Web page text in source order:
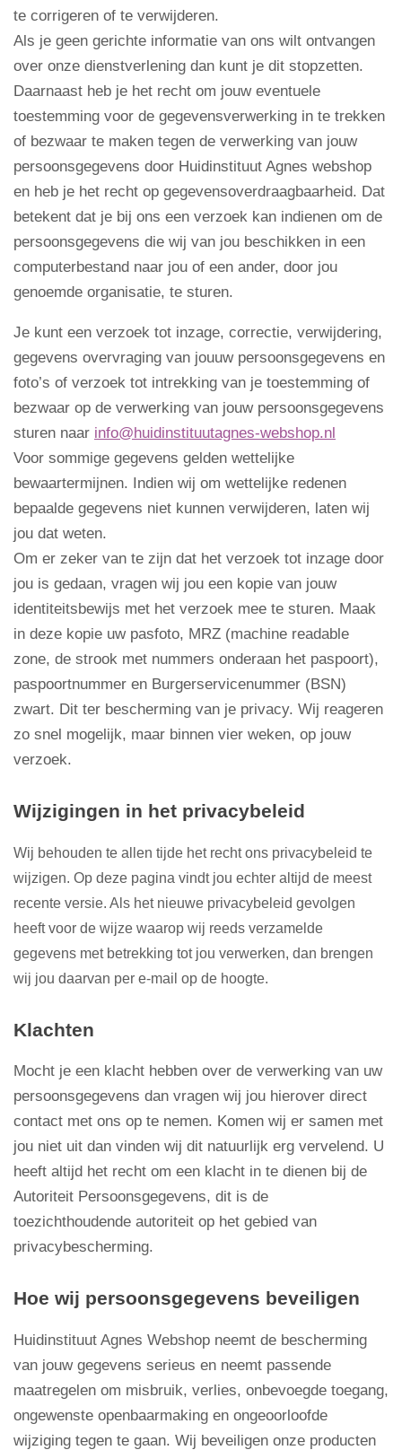
te corrigeren of te verwijderen.
Als je geen gerichte informatie van ons wilt ontvangen
over onze dienstverlening dan kunt je dit stopzetten.
Daarnaast heb je het recht om jouw eventuele
toestemming voor de gegevensverwerking in te trekken
of bezwaar te maken tegen de verwerking van jouw
persoonsgegevens door Huidinstituut Agnes webshop
en heb je het recht op gegevensoverdraagbaarheid. Dat
betekent dat je bij ons een verzoek kan indienen om de
persoonsgegevens die wij van jou beschikken in een
computerbestand naar jou of een ander, door jou
genoemde organisatie, te sturen.
Je kunt een verzoek tot inzage, correctie, verwijdering,
gegevens overvraging van jouuw persoonsgegevens en
foto’s of verzoek tot intrekking van je toestemming of
bezwaar op de verwerking van jouw persoonsgegevens
sturen naar info@huidinstituutagnes-webshop.nl
Voor sommige gegevens gelden wettelijke
bewaartermijnen. Indien wij om wettelijke redenen
bepaalde gegevens niet kunnen verwijderen, laten wij
jou dat weten.
Om er zeker van te zijn dat het verzoek tot inzage door
jou is gedaan, vragen wij jou een kopie van jouw
identiteitsbewijs met het verzoek mee te sturen. Maak
in deze kopie uw pasfoto, MRZ (machine readable
zone, de strook met nummers onderaan het paspoort),
paspoortnummer en Burgerservicenummer (BSN)
zwart. Dit ter bescherming van je privacy. Wij reageren
zo snel mogelijk, maar binnen vier weken, op jouw
verzoek.
Wijzigingen in het privacybeleid
Wij behouden te allen tijde het recht ons privacybeleid te
wijzigen. Op deze pagina vindt jou echter altijd de meest
recente versie. Als het nieuwe privacybeleid gevolgen
heeft voor de wijze waarop wij reeds verzamelde
gegevens met betrekking tot jou verwerken, dan brengen
wij jou daarvan per e-mail op de hoogte.
Klachten
Mocht je een klacht hebben over de verwerking van uw
persoonsgegevens dan vragen wij jou hierover direct
contact met ons op te nemen. Komen wij er samen met
jou niet uit dan vinden wij dit natuurlijk erg vervelend. U
heeft altijd het recht om een klacht in te dienen bij de
Autoriteit Persoonsgegevens, dit is de
toezichthoudende autoriteit op het gebied van
privacybescherming.
Hoe wij persoonsgegevens beveiligen
Huidinstituut Agnes Webshop neemt de bescherming
van jouw gegevens serieus en neemt passende
maatregelen om misbruik, verlies, onbevoegde toegang,
ongewenste openbaarmaking en ongeoorloofde
wijziging tegen te gaan. Wij beveiligen onze producten